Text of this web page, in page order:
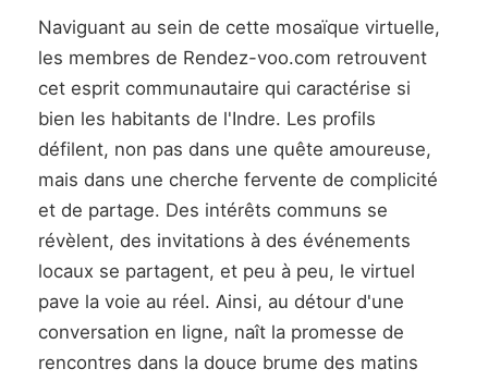
Naviguant au sein de cette mosaïque virtuelle,
les membres de Rendez-voo.com retrouvent
cet esprit communautaire qui caractérise si
bien les habitants de l'Indre. Les profils
défilent, non pas dans une quête amoureuse,
mais dans une cherche fervente de complicité
et de partage. Des intérêts communs se
révèlent, des invitations à des événements
locaux se partagent, et peu à peu, le virtuel
pave la voie au réel. Ainsi, au détour d'une
conversation en ligne, naît la promesse de
rencontres dans la douce brume des matins